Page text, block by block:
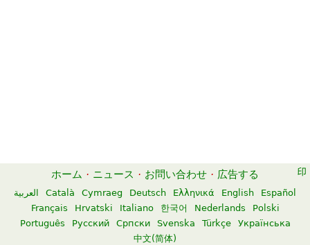
ホーム · ニュース · お問い合わせ · 広告する
العربية Català Cymraeg Deutsch Ελληνικά English
Español
Français
Hrvatski Italiano 한국어 Nederlands
Polski
Português
Русский Српски Svenska Türkçe
Українська
中文(简体)